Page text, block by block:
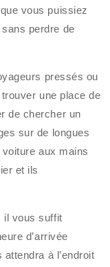
vous puissiez
perdre de
pressés ou
une place de
de chercher un
sur de longues
aux mains
et ils
il vous suffit
d’arrivée
à l’endroit